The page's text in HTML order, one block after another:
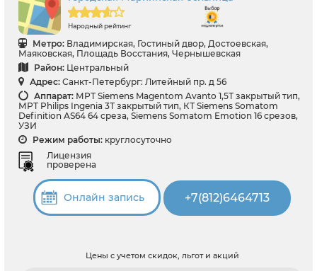
Народный рейтинг
Метро: Владимирская, Гостиный двор, Достоевская,
Маяковская, Площадь Восстания, Чернышевская
Район: Центральный
Адрес: Санкт-Петербург: Литейный пр. д 56
Аппарат: МРТ Siemens Magentom Avanto 1,5Т закрытый тип,
МРТ Philips Ingenia 3Т закрытый тип, КТ Siemens Somatom
Definition AS64 64 среза, Siemens Somatom Emotion 16 срезов,
УЗИ
Режим работы: круглосуточно
Лицензия
проверена
Онлайн запись +7(812)6464713
Цены с учетом скидок, льгот и акций